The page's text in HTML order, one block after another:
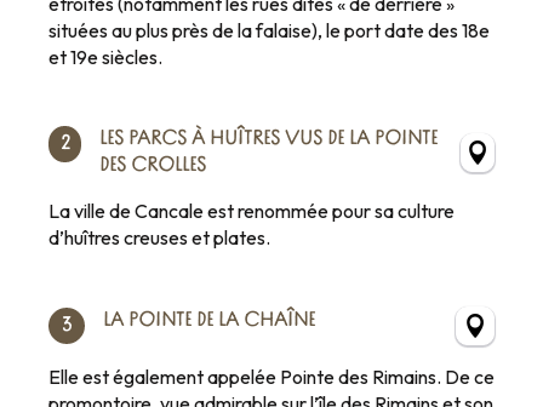
situées au plus près de la falaise), le port date des 18e
et 19e siècles.
2
LES PARCS À HUÎTRES VUS DE LA POINTE
DES CROLLES
La ville de Cancale est renommée pour sa culture
d’huîtres creuses et plates.
3 LA POINTE DE LA CHAÎNE
Elle est également appelée Pointe des Rimains. De ce